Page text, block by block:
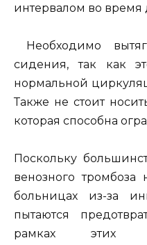
интервалом во время
Необходимо
сидения, так как
нормальной
Также не стоит
которая способна
Поскольку
венозного
больницах из-за
пытаются
рамках этих